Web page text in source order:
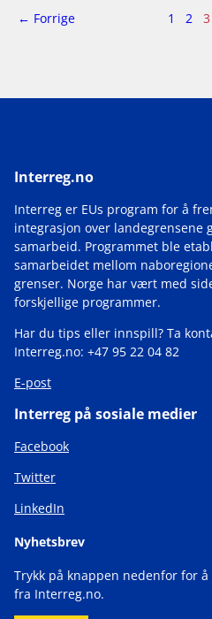
← Forrigeside 1 2 3
Interreg.no
Interreg er EUs program for å
integrasjon over landegrensene
samarbeid. Programmet ble
samarbeidet mellom
grenser. Norge har vært med
forskjellige programmer.
Har du tips eller innspill? Ta
Interreg.no: +47 95 22 04 82
E-post
Interreg på sosiale medier
Facebook
Twitter
LinkedIn
Nyhetsbrev
Trykk på knappen nedenfor for
fra Interreg.no.